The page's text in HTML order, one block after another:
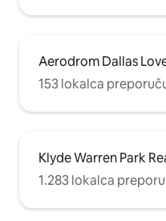
Aerodrom Dallas
153 lokalca
Klyde Warren Park
1.283 lokalca